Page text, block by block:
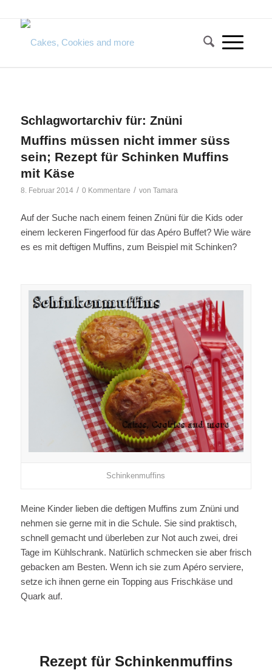
Schlagwortarchiv für: Znüni
Muffins müssen nicht immer süss
sein; Rezept für Schinken Muffins
mit Käse
8. Februar 2014 / 0 Kommentare / von Tamara
Auf der Suche nach einem feinen Znüni für die Kids oder
einem leckeren Fingerfood für das Apéro Buffet? Wie wäre
es es mit deftigen Muffins, zum Beispiel mit Schinken?
Schinkenmuffins
Meine Kinder lieben die deftigen Muffins zum Znüni und
nehmen sie gerne mit in die Schule. Sie sind praktisch,
schnell gemacht und überleben zur Not auch zwei, drei
Tage im Kühlschrank. Natürlich schmecken sie aber frisch
gebacken am Besten. Wenn ich sie zum Apéro serviere,
setze ich ihnen gerne ein Topping aus Frischkäse und
Quark auf.
Rezept für Schinkenmuffins